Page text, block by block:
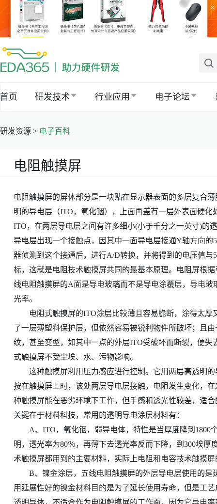
×
首页 研发技术 行业应用 电子论坛
研发资源 > 电子百科
电阻触摸屏
电阻触摸屏的屏体部分是一块贴在显示器表面的多层复合
明的导电层（ITO，氧化铟），上面再盖有一层外表面硬
ITO，在两层导电层之间有许多细小(小于千分之一英寸)的
导电层出现一个接触点，因其中一面导电层接通Y轴方向
器侦测到这个接通后，进行A/D转换，并将得到的电压值
标，这就是电阻技术触摸屏共同的最基本原理。电阻屏根
线电阻触摸屏的A面是导电玻璃而不是导电涂覆层，导电
光率。
电阻式触摸屏的ITO涂层比较薄且容易脆断，涂得太厚
了一层薄塑料保护层，但依然容易被锐利物件所破坏；且
纹，甚至变型，如其中一点的外层ITO受破坏而断裂，便
式触摸屏不受尘埃、水、污物影响。
这种触摸屏利用压力感应进行控制。它用两层高透明的
按在触摸屏上时，该处两层导电层接触，电阻发生变化，
种触摸屏能在恶劣环境下工作，但手感和透光性较差，适
关键在于材料科技，常用的透明导电涂层材料有：
A、ITO，氧化铟，弱导电体，特性是当厚度降到1800
明，透光率为80％，再薄下去透光率反而下降，到300埃
术触摸屏都用到的主要材料，实际上电阻和电容技术触摸
B、镍金涂层，五线电阻触摸屏的外层导电层使用的是
用延展性好的镍金材料目的是为了延长使用寿命，但是工
透明导体，不适合作为电阻触摸屏的工作面，因为它导电